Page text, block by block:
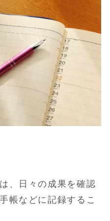
、日々の成果を確認
帳などに記録するこ